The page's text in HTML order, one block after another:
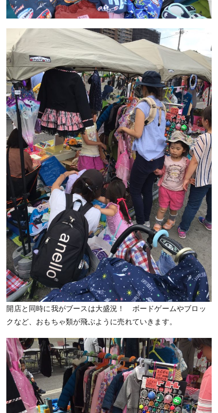
開店と同時に我がブースは大盛況！ ボードゲームやブロッ
クなど、おもちゃ類が飛ぶように売れていきます。